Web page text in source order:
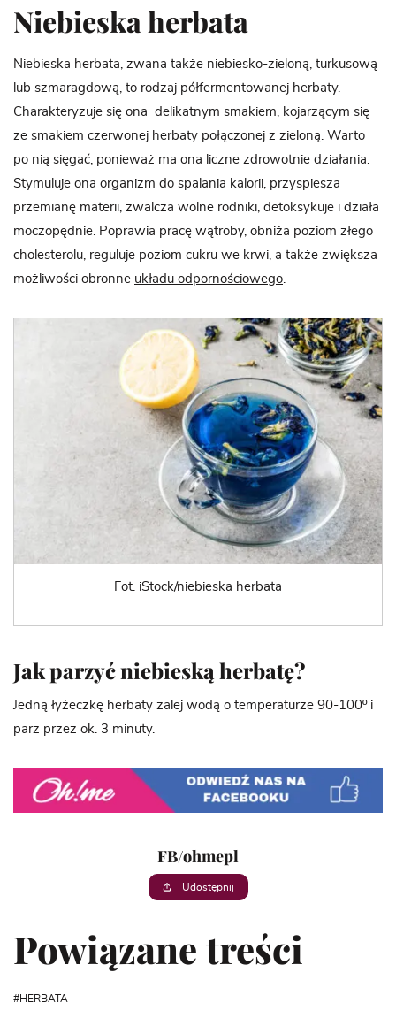
Niebieska herbata
Niebieska herbata, zwana także niebiesko-zieloną, turkusową
lub szmaragdową, to rodzaj półfermentowanej herbaty.
Charakteryzuje się ona delikatnym smakiem, kojarzącym się
ze smakiem czerwonej herbaty połączonej z zieloną. Warto
po nią sięgać, ponieważ ma ona liczne zdrowotnie działania.
Stymuluje ona organizm do spalania kalorii, przyspiesza
przemianę materii, zwalcza wolne rodniki, detoksykuje i działa
moczopędnie. Poprawia pracę wątroby, obniża poziom złego
cholesterolu, reguluje poziom cukru we krwi, a także zwiększa
możliwości obronne układu odpornościowego
Fot. iStock/niebieska herbata
Jak parzyć niebieską herbatę?
Jedną łyżeczkę herbaty zalej wodą o temperaturze 90-100º i
parz przez ok. 3 minuty.
FB/ohmepl
Udostępnij
Powiązane treści
HERBATA